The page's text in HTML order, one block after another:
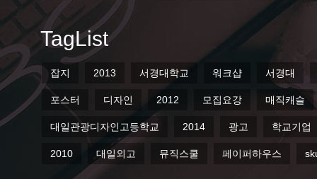
TagList
잡지 2013 서경대학교 워크샵 서경대
포스터 디자인 2012 모집요강 매직캐슬
대일관광디자인고등학교 2014 광고 학교기업
2010 대일외고 뮤직스쿨 페이퍼하우스